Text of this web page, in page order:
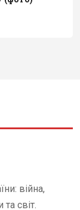
війна,
та світ.